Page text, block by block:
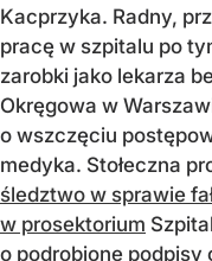
Kacprzyka. Radny,
pracę w szpitalu po
zarobki jako lekarza
Okręgowa w
o wszczęciu
medyka. Stołeczna
śledztwo w sprawie
w prosektorium
o podrobione podpisy